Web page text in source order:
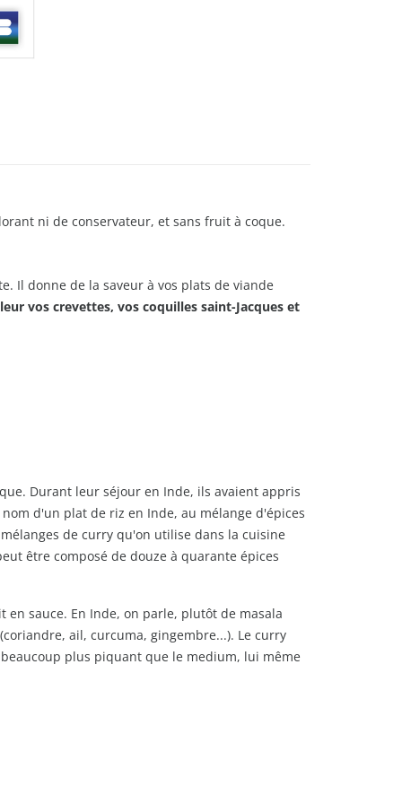
ni de conservateur, et sans fruit à coque.
Il donne de la saveur à vos plats de viande
vos crevettes, vos coquilles saint-Jacques et
Durant leur séjour en Inde, ils avaient appris
d'un plat de riz en Inde, au mélange d'épices
de curry qu'on utilise dans la cuisine
être composé de douze à quarante épices
sauce. En Inde, on parle, plutôt de masala
(coriandre, ail, curcuma, gingembre...). Le curry
plus piquant que le medium, lui même